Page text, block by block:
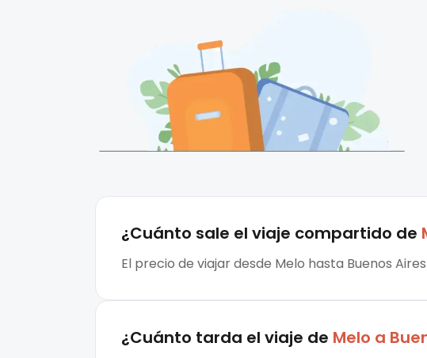
¿Cuánto sale el viaje compartido de
El precio de viajar desde Melo hasta Buenos
¿Cuánto tarda el viaje de Melo a